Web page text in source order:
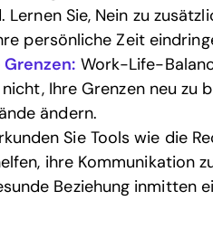
Sie, Nein zu
persönliche Zeit
Work-Life-
Ihre Grenzen neu zu
ändern.
Sie Tools wie die
ihre Kommunikation
Beziehung inmitten